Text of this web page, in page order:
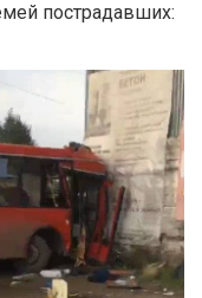
пострадавших: